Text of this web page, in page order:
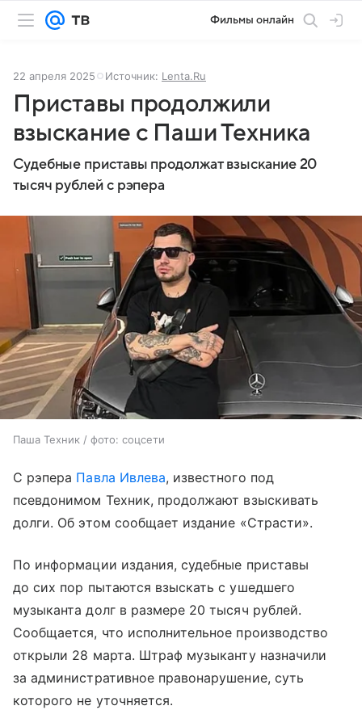
Фильмы онлайн
22 апреля 2025 Источник: Lenta.Ru
Приставы продолжили
взыскание с Паши Техника
Судебные приставы продолжат взыскание 20
тысяч рублей с рэпера
Паша Техник / фото: соцсети
С рэпера Павла Ивлева, известного под
псевдонимом Техник, продолжают взыскивать
долги. Об этом сообщает издание «Страсти».
По информации издания, судебные приставы
до сих пор пытаются взыскать с ушедшего
музыканта долг в размере 20 тысяч рублей.
Сообщается, что исполнительное производство
открыли 28 марта. Штраф музыканту назначили
за административное правонарушение, суть
которого не уточняется.